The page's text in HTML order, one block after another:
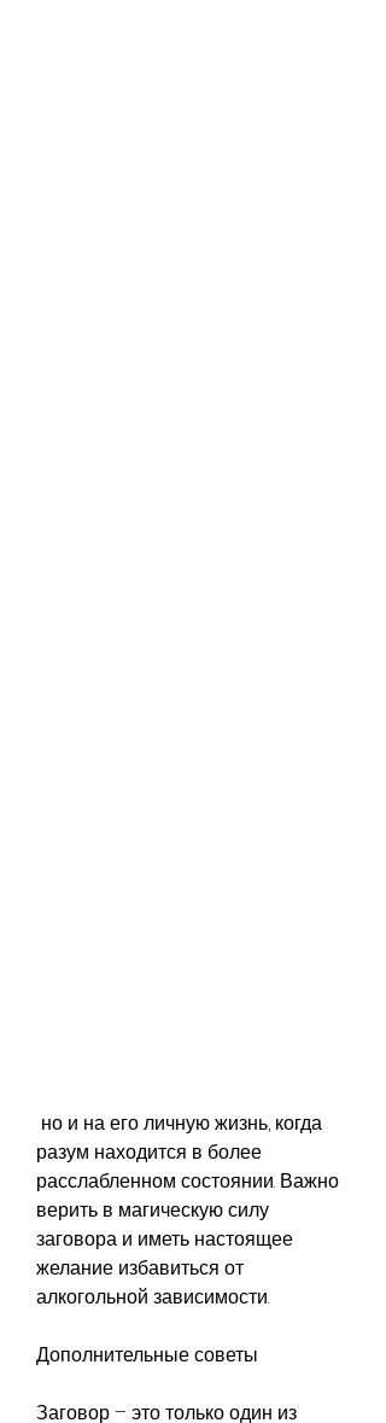
разум находится в более
расслабленном состоянии. Важно
верить в магическую силу
заговора и иметь настоящее
желание избавиться от
алкогольной зависимости.
Дополнительные советы
Заговор – это только один из